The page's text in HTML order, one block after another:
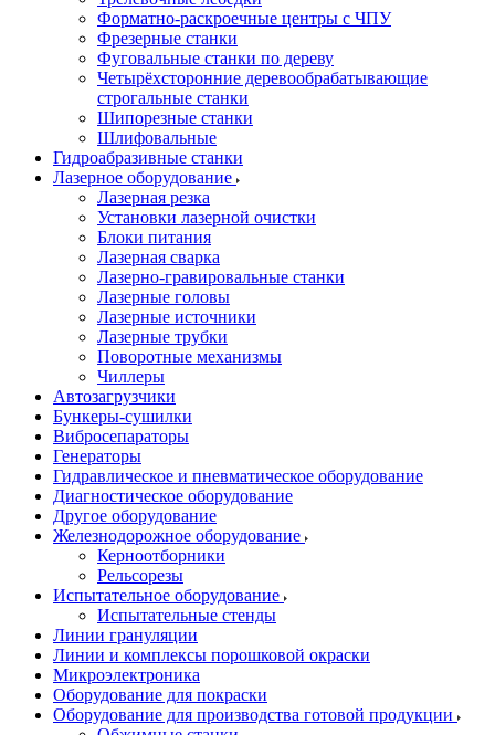
Форматно-раскроечные центры с ЧПУ
Фрезерные станки
Фуговальные станки по дереву
Четырёхсторонние деревообрабатывающие
строгальные станки
Шипорезные станки
Шлифовальные
Гидроабразивные станки
Лазерное оборудование
Лазерная резка
Установки лазерной очистки
Блоки питания
Лазерная сварка
Лазерно-гравировальные станки
Лазерные головы
Лазерные источники
Лазерные трубки
Поворотные механизмы
Чиллеры
Автозагрузчики
Бункеры-сушилки
Вибросепараторы
Генераторы
Гидравлическое и пневматическое оборудование
Диагностическое оборудование
Другое оборудование
Железнодорожное оборудование
Керноотборники
Рельсорезы
Испытательное оборудование
Испытательные стенды
Линии грануляции
Линии и комплексы порошковой окраски
Микроэлектроника
Оборудование для покраски
Оборудование для производства готовой продукции